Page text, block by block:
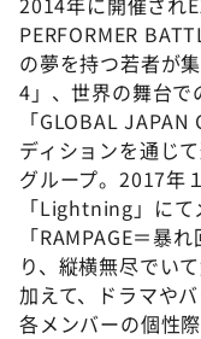
PERFORMER
の夢を持つ若者が
4」、世界の舞台で
「GLOBAL
ディションを通じ
グループ。2017年
「Lightning」にて
「RAMPAGE＝暴
り、縦横無尽でい
加えて、ドラマや
各メンバーの個性